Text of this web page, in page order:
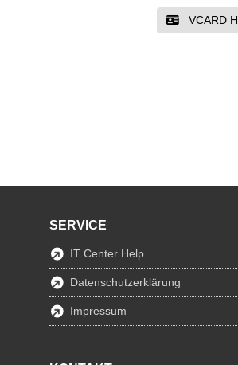
VCARD
SERVICE
IT Center Help
Datenschutzerklärung
Impressum